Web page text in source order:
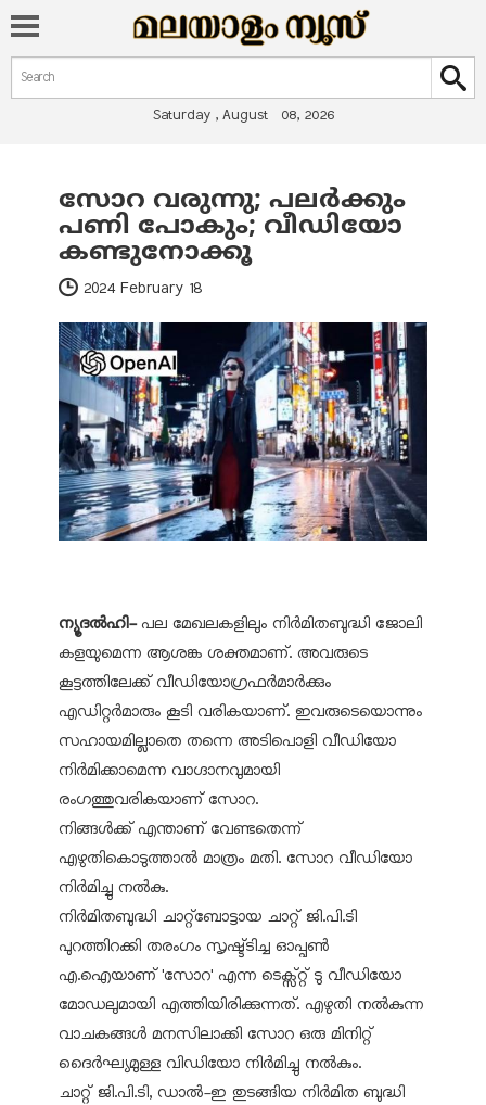
Search form
Search
Saturday , August 08, 2026
You are here
സോറ വരുന്നു; പലര്‍ക്കും
പണി പോകും; വീഡിയോ
കണ്ടുനോക്കൂ
2024 February 18
ന്യൂദല്‍ഹി- പല മേഖലകളിലും നിര്‍മിതബുദ്ധി ജോലി
കളയുമെന്ന ആശങ്ക ശക്തമാണ്. അവരുടെ
കൂട്ടത്തിലേക്ക് വീഡിയോഗ്രഫര്‍മാര്‍ക്കും
എഡിറ്റര്‍മാരും കൂടി വരികയാണ്. ഇവരുടെയൊന്നും
സഹായമില്ലാതെ തന്നെ അടിപൊളി വീഡിയോ
നിര്‍മിക്കാമെന്ന വാഗ്ദാനവുമായി
രംഗത്തുവരികയാണ് സോറ.
നിങ്ങള്‍ക്ക് എന്താണ് വേണ്ടതെന്ന്
എഴുതികൊടുത്താല്‍ മാത്രം മതി. സോറ വീഡിയോ
നിര്‍മിച്ചു നല്‍കു.
നിര്‍മിതബുദ്ധി ചാറ്റ്‌ബോട്ടായ ചാറ്റ് ജി.പി.ടി
പുറത്തിറക്കി തരംഗം സൃഷ്ട്ടിച്ച ഓപ്പണ്‍
എ.ഐയാണ് 'സോറ' എന്ന ടെക്സ്റ്റ് ടു വീഡിയോ
മോഡലുമായി എത്തിയിരിക്കുന്നത്. എഴുതി നല്‍കുന്ന
വാചകങ്ങള്‍ മനസിലാക്കി സോറ ഒരു മിനിറ്റ്
ദൈര്‍ഘ്യമുള്ള വിഡിയോ നിര്‍മിച്ചു നല്‍കും.
ചാറ്റ് ജി.പി.ടി, ഡാല്‍-ഇ തുടങ്ങിയ നിര്‍മിത ബുദ്ധി